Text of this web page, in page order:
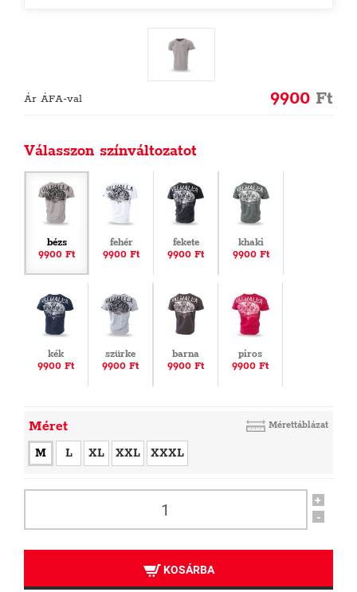
Ár ÁFA-val 9900 Ft
Válasszon színváltozatot
bézs
9900 Ft
fehér
9900 Ft
fekete
9900 Ft
khaki
9900 Ft
kék
9900 Ft
szürke
9900 Ft
barna
9900 Ft
piros
9900 Ft
Méret Mérettáblázat
M L XL XXL XXXL
+
-
KOSÁRBA